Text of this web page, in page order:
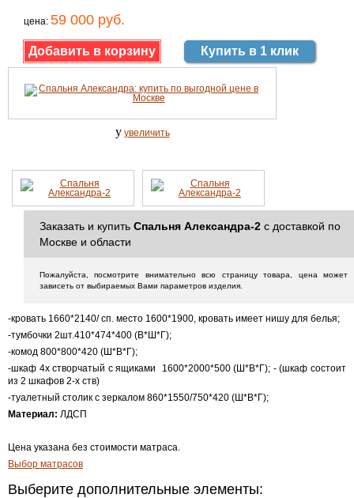
цена: 59 000 руб.
Купить в 1 клик
y увеличить
Заказать и купить Спальня Александра-2 с доставкой по
Москве и области
Пожалуйста, посмотрите внимательно всю страницу товара, цена может
зависеть от выбираемых Вами параметров изделия.
-кровать 1660*2140/ сп. место 1600*1900, кровать имеет нишу для белья;
-тумбочки 2шт.410*474*400 (В*Ш*Г);
-комод 800*800*420 (Ш*В*Г);
-шкаф 4х створчатый с ящиками 1600*2000*500 (Ш*В*Г); -(шкаф состоит
из 2 шкафов 2-х ств)
-туалетный столик с зеркалом 860*1550/750*420 (Ш*В*Г);
Материал: ЛДСП
Цена указана без стоимости матраса.
Выбор матрасов
Выберите дополнительные элементы: